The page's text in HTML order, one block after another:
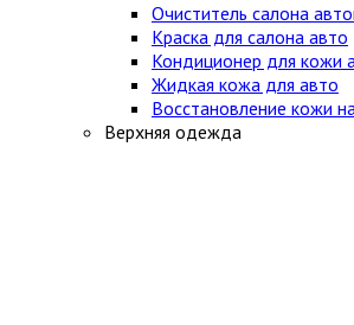
Очиститель салона
Краска для салона авто
Кондиционер для кожи
Жидкая кожа для авто
Восстановление кожи
Верхняя одежда